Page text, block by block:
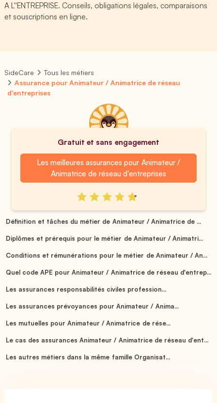
A L''ENTREPRISE. Conseils, obligations légales, comparaisons
et souscriptions en ligne.
SideCare
Tous les métiers
Assurance pour Animateur / Animatrice de réseau
d'entreprises
Gratuit et sans engagement
Les meilleures assurances pour Animateur /
Animatrice de réseau d'entreprises
Définition et tâches du métier de Animateur / Animatrice de ...
Diplômes et prérequis pour le métier de Animateur / Animatri...
Conditions et rémunérations pour le métier de Animateur / An...
Quel code APE pour Animateur / Animatrice de réseau d'entrep...
Les assurances responsabilités civiles profession...
Les assurances prévoyances pour Animateur / Anima...
Les mutuelles pour Animateur / Animatrice de rése...
Le cas des assurances Animateur / Animatrice de réseau d'ent...
Les autres métiers dans la même famille Organisat...